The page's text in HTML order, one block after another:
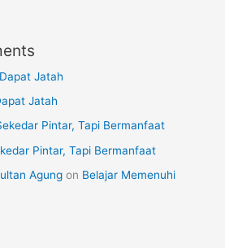
Jatah
Jatah
Pintar, Tapi Bermanfaat
Pintar, Tapi Bermanfaat
Agung on Belajar Memenuhi